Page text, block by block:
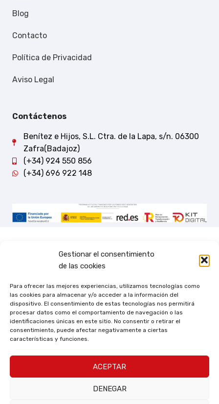
Gestionar el consentimiento
de las cookies
Para ofrecer las mejores experiencias, utilizamos tecnologías como
las cookies para almacenar y/o acceder a la información del
dispositivo. El consentimiento de estas tecnologías nos permitirá
procesar datos como el comportamiento de navegación o las
identificaciones únicas en este sitio. No consentir o retirar el
consentimiento, puede afectar negativamente a ciertas
características y funciones.
ACEPTAR
DENEGAR
Blog
Contacto
Política de Privacidad
Aviso Legal
Contáctenos
Benítez e Hijos, S.L. Ctra. de la Lapa, s/n. 06300
Zafra(Badajoz)
(+34) 924 550 856
(+34) 696 922 148